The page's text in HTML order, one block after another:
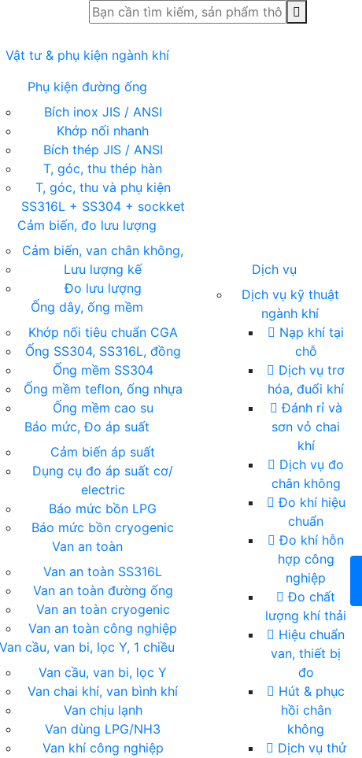
Vật tư & phụ kiện ngành khí
Phụ kiện đường ống
Bích inox JIS / ANSI
Khớp nối nhanh
Bích thép JIS / ANSI
T, góc, thu thép hàn
T, góc, thu và phụ kiện
SS316L + SS304 + sockket
Cảm biến, đo lưu lượng
Cảm biến, van chân không,
Lưu lượng kế
Đo lưu lượng
Ống dây, ống mềm
Khớp nối tiêu chuẩn CGA
Ống SS304, SS316L, đồng
Ống mềm SS304
Ống mềm teflon, ống nhựa
Ống mềm cao su
Báo mức, Đo áp suất
Cảm biến áp suất
Dụng cụ đo áp suất cơ/
electric
Báo mức bồn LPG
Báo mức bồn cryogenic
Van an toàn
Van an toàn SS316L
Van an toàn đường ống
Van an toàn cryogenic
Van an toàn công nghiệp
Van cầu, van bi, lọc Y, 1 chiều
Van cầu, van bi, lọc Y
Van chai khí, van bình khí
Van chịu lạnh
Van dùng LPG/NH3
Van khí công nghiệp
Dịch vụ
Dịch vụ kỹ thuật
ngành khí
Nạp khí tại
chỗ
Dịch vụ trơ
hóa, đuổi khí
Đánh rỉ và
sơn vỏ chai
khí
Dịch vụ đo
chân không
Đo khí hiệu
chuẩn
Đo khí hỗn
hợp công
nghiệp
Đo chất
lượng khí thải
Hiệu chuẩn
van, thiết bị
đo
Hút & phục
hồi chân
không
Dịch vụ thử